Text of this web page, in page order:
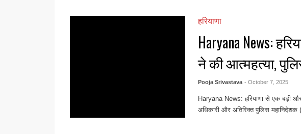
हरियाणा
Haryana News:
ने की आत्महत्या,
Pooja Srivastava - October 7, 2025
Haryana News: हरियाणा से एक बड़ी
अधिकारी और अतिरिक्त पुलिस महानिदेशक